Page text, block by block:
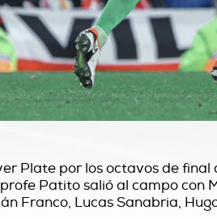
Plate por los octavos de
Patito salió al campo con
Franco, Lucas Sanabria,